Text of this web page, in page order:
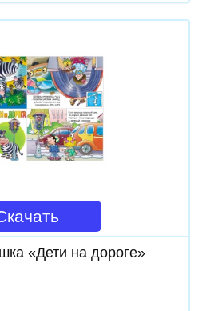
«Дети на дороге»